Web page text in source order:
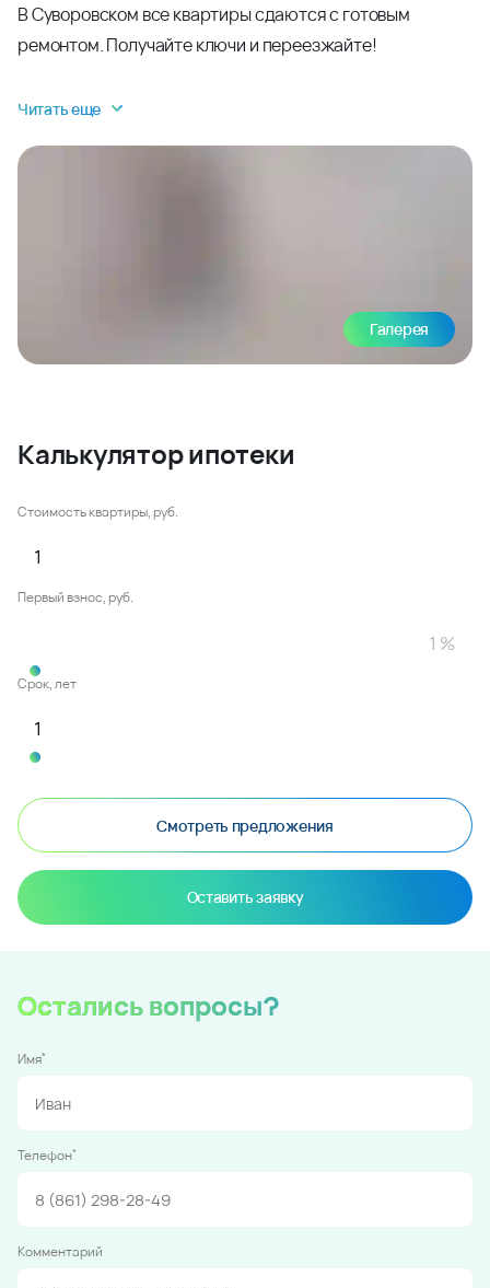
В Суворовском все квартиры сдаются с готовым
ремонтом. Получайте ключи и переезжайте!
Читать еще
Галерея
Калькулятор ипотеки
Стоимость квартиры, руб.
Первый взнос, руб.
Срок, лет
Смотреть предложения
Оставить заявку
Остались вопросы?
Имя*
Телефон*
Комментарий